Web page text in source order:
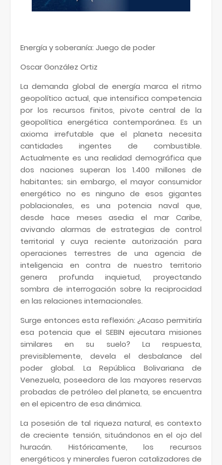
Energía y soberanía: Juego de poder
Oscar González Ortiz
La demanda global de energía marca el ritmo
geopolítico actual, que intensifica competencia
por los recursos finitos, pivote central de la
geopolítica energética contemporánea. Es un
axioma irrefutable que el planeta necesita
cantidades ingentes de combustible.
Actualmente es una realidad demográfica que
dos naciones superan los 1.400 millones de
habitantes; sin embargo, el mayor consumidor
energético no es ninguno de esos gigantes
poblacionales, es una potencia naval que,
desde hace meses asedia el mar Caribe,
avivando alarmas de estrategias de control
territorial y cuya reciente autorización para
operaciones terrestres de una agencia de
inteligencia en contra de nuestro territorio
genera profunda inquietud, proyectando
sombra de interrogación sobre la reciprocidad
en las relaciones internacionales.
Surge entonces esta reflexión: ¿Acaso permitiría
esa potencia que el SEBIN ejecutara misiones
similares en su suelo? La respuesta,
previsiblemente, devela el desbalance del
poder global. La República Bolivariana de
Venezuela, poseedora de las mayores reservas
probadas de petróleo del planeta, se encuentra
en el epicentro de esa dinámica.
La posesión de tal riqueza natural, es contexto
de creciente tensión, situándonos en el ojo del
huracán. Históricamente, los recursos
energéticos y minerales fueron catalizadores de